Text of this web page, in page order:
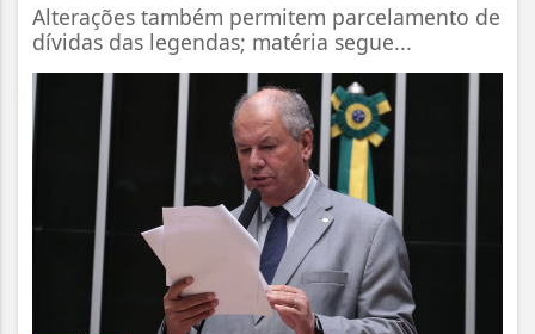
Alterações também permitem parcelamento de
dívidas das legendas; matéria segue...